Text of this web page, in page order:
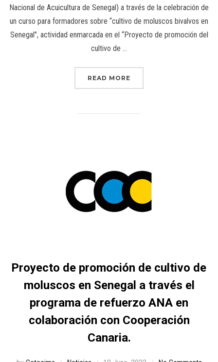
Nacional de Acuicultura de Senegal) a través de la celebración de
un curso para formadores sobre “cultivo de moluscos bivalvos en
Senegal”, actividad enmarcada en el “Proyecto de promoción del
cultivo de …
READ MORE
Proyecto de promoción de cultivo de
moluscos en Senegal a través el
programa de refuerzo ANA en
colaboración con Cooperación
Canaria.